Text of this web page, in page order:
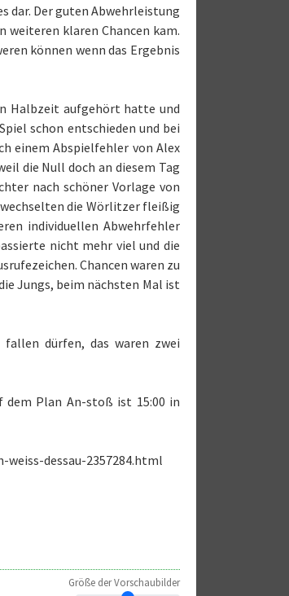
dar. Der guten Abwehrleistung
weiteren klaren Chancen kam.
können wenn das Ergebnis
Halbzeit aufgehört hatte und
schon entschieden und bei
einem Abspielfehler von Alex
die Null doch an diesem Tag
nach schöner Vorlage von
wechselten die Wörlitzer fleißig
individuellen Abwehrfehler
nicht mehr viel und die
Chancen waren zu
Jungs, beim nächsten Mal ist
dürfen, das waren zwei
dem Plan An-stoß ist 15:00 in
dessau-2357284.html
Größe der Vorschaubilder